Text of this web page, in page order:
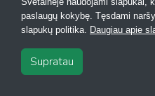
2026
paslaugų kokybę. Tęsdami
slapukų politika. Daugiau apie
Supratau